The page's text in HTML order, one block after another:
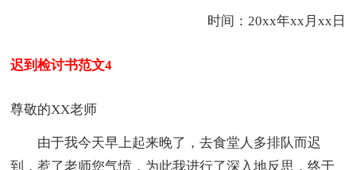
时间：20xx年xx月xx日
迟到检讨书范文4
尊敬的XX老师
由于我今天早上起来晚了，去食堂人多排队而迟
到，惹了老师您气愤，为此我进行了深入地反思，终于